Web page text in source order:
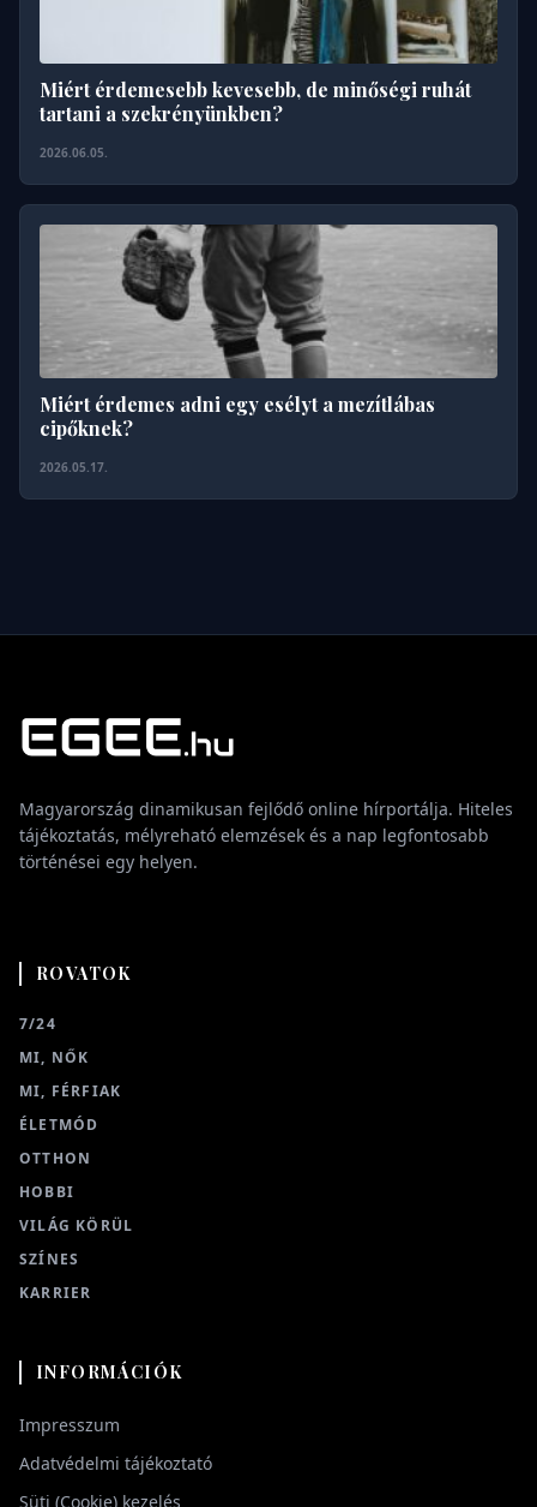
Miért érdemesebb kevesebb, de minőségi ruhát
tartani a szekrényünkben?
2026.06.05.
Miért érdemes adni egy esélyt a mezítlábas
cipőknek?
2026.05.17.
Magyarország dinamikusan fejlődő online hírportálja. Hiteles
tájékoztatás, mélyreható elemzések és a nap legfontosabb
történései egy helyen.
ROVATOK
7/24
MI, NŐK
MI, FÉRFIAK
ÉLETMÓD
OTTHON
HOBBI
VILÁG KÖRÜL
SZÍNES
KARRIER
INFORMÁCIÓK
Impresszum
Adatvédelmi tájékoztató
Süti (Cookie) kezelés